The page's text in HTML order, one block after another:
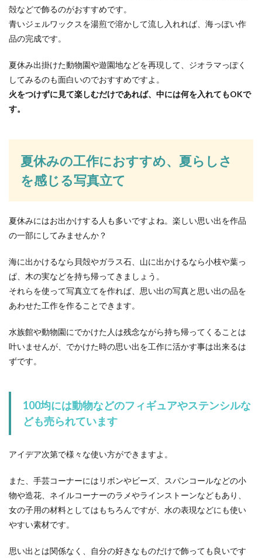
殻などで飾るのがおすすめです。
青いジェルワックスを湯煎で溶かして流し入れれば、海っぽい作
品の完成です。
夏休み出掛けた動物園や遊園地などを再現して、ジオラマっぽく
してみるのも面白いのでおすすめですよ。
火をつけずに見て楽しむだけであれば、中には何を入れてもOKで
す。
夏休みの工作におすすめ、夏らしさ
を感じる写真立て
夏休みにはお出かけする人も多いですよね。楽しい思い出を作品
の一部にしてみませんか？
海に出かけるなら貝殻やガラス石、山に出かけるなら小枝や葉っ
ぱ、木の実などを持ち帰ってきましょう。
それらを使って写真立てを作れば、思い出の写真と思い出の品を
あわせた工作を作ることできます。
水族館や動物園にでかけた人は残念ながら持ち帰ってくることは
叶いませんが、でかけた時の思い出を工作に活かす事は出来るは
ずです。
100均には動物などのフィギュアやステンシルな
ども売られています
アイデア次第で様々な使い方ができますよ。
また、手芸コーナーにはリボンやビーズ、スパンコールなどの小
物や造花、ネイルコーナーのラメやラインストーンなどもあり、
女の子用の材料としてはもちろんですが、水の表現などにも使い
やすい素材です。
思い出とは関係なく、自分の好きなものだけで飾っても良いです